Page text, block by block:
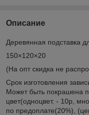
Описание
Деревянная подставка
150×120×20
(На опт скидка не
Срок изготовления
Может быть покрашена
цвет(одноцвет. - 10р,
по предоплате(20%),